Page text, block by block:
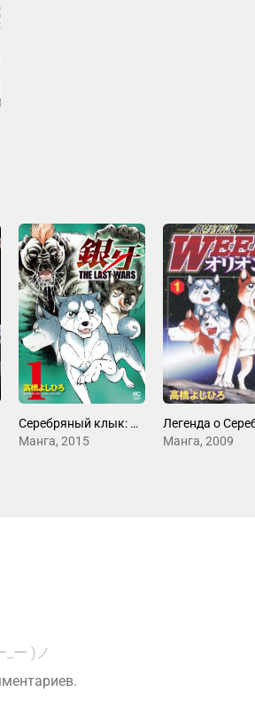
Серебряный клык: Последние войны
Манга, 2015
Манга, 2009
_ー )ノ